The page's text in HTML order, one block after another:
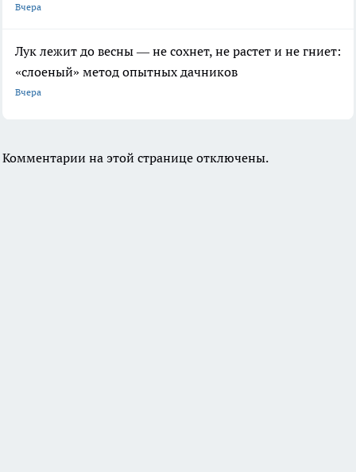
Вчера
Лук лежит до весны — не сохнет, не растет и не гниет:
«слоеный» метод опытных дачников
Вчера
Комментарии на этой странице отключены.